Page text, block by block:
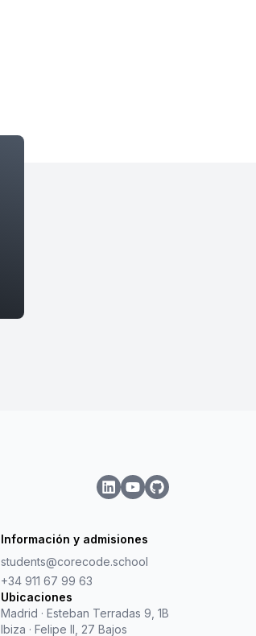
Información y admisiones
students@corecode.school
+34 911 67 99 63
Ubicaciones
Madrid · Esteban Terradas 9, 1B
Ibiza · Felipe II, 27 Bajos